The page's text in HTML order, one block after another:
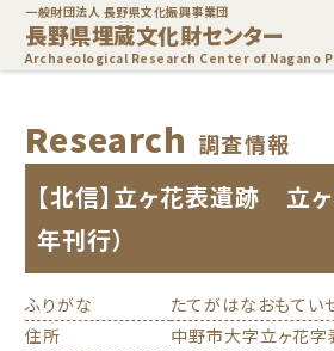
一般財団法人 長野県文化振興事業団
長野県埋蔵文化財センター
Archaeological Research Center of Nagano
Research 調査情報
【北信】立ヶ花表遺跡 立
年刊行）
ふりがな
たてがはなおもてい
住所
中野市大字立ヶ花字